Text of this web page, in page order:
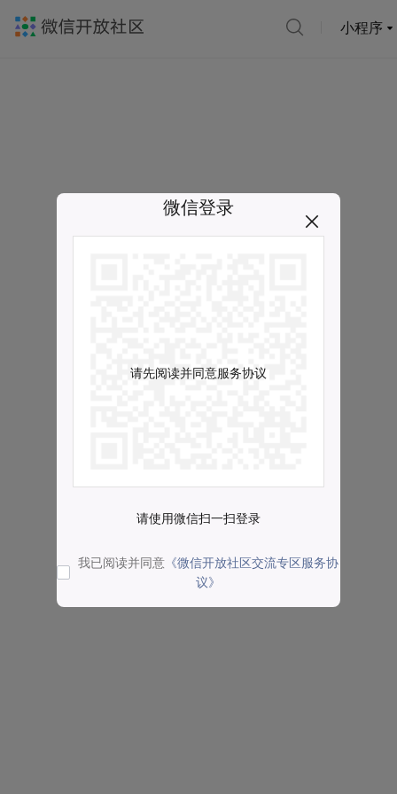
小程序
微信登录
请先阅读并同意服务协议
请使用微信扫一扫登录
我已阅读并同意 《微信开放社区交流专区服务协
议》